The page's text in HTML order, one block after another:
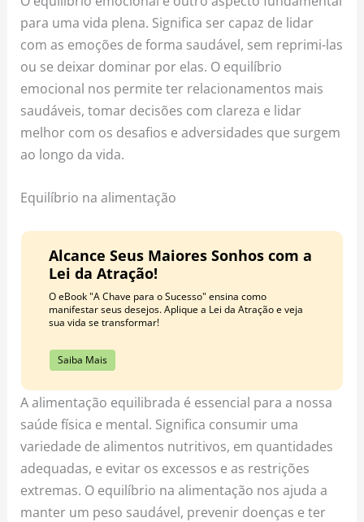
para uma vida plena. Significa ser capaz de lidar
com as emoções de forma saudável, sem reprimi-las
ou se deixar dominar por elas. O equilíbrio
emocional nos permite ter relacionamentos mais
saudáveis, tomar decisões com clareza e lidar
melhor com os desafios e adversidades que surgem
ao longo da vida.
Equilíbrio na alimentação
Alcance Seus Maiores Sonhos com a
Lei da Atração!
O eBook "A Chave para o Sucesso" ensina como
manifestar seus desejos. Aplique a Lei da Atração e veja
sua vida se transformar!
Saiba Mais
A alimentação equilibrada é essencial para a nossa
saúde física e mental. Significa consumir uma
variedade de alimentos nutritivos, em quantidades
adequadas, e evitar os excessos e as restrições
extremas. O equilíbrio na alimentação nos ajuda a
manter um peso saudável, prevenir doenças e ter